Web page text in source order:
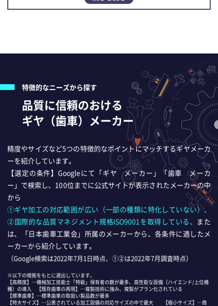
特徴的なニーズから探す
品質に信頼のおける
ギヤ（歯車）メーカー
精度やサイズなど5つの特徴的なポイントにマッチするギヤメーカ
ーを紹介しています。
【選定の条件】Googleにて「ギヤ メーカー」「歯車 メーカ
ー」で検索し、100位までに公式サイトが表示されたメーカーの中
から
①ギヤ加工の対応範囲が広い（一部の種類に特化していない）、
②国際的な品質マネジメント規格ISO9001を取得している、 また
は、「日本歯車工業会」所属のメーカーから、各条件に適したメ
ーカーから紹介しています。
（Google検索は2022年7月1日時点、①②は2022年7月調査時点）
※以下の根拠をもとに選出しています。
【高精度】…機械加工技能士「特級」保有者の数が最多、高性能な設備（ハイエンド/上位機
種）の導入 【既存歯車の再現】…複製技術に強み、複製がプラン化されている
【標準歯車】…標準歯車の取扱い製品数が最多
【特大サイズ】…公表されている加工設備の対応サイズの中で最大 【極小サイズ】…商